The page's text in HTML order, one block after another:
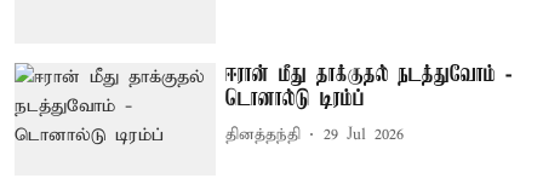
ஈரான் மீது தாக்குதல் நடத்துவோம் -
டொனால்டு டிரம்ப்
தினத்தந்தி 29 Jul 2026